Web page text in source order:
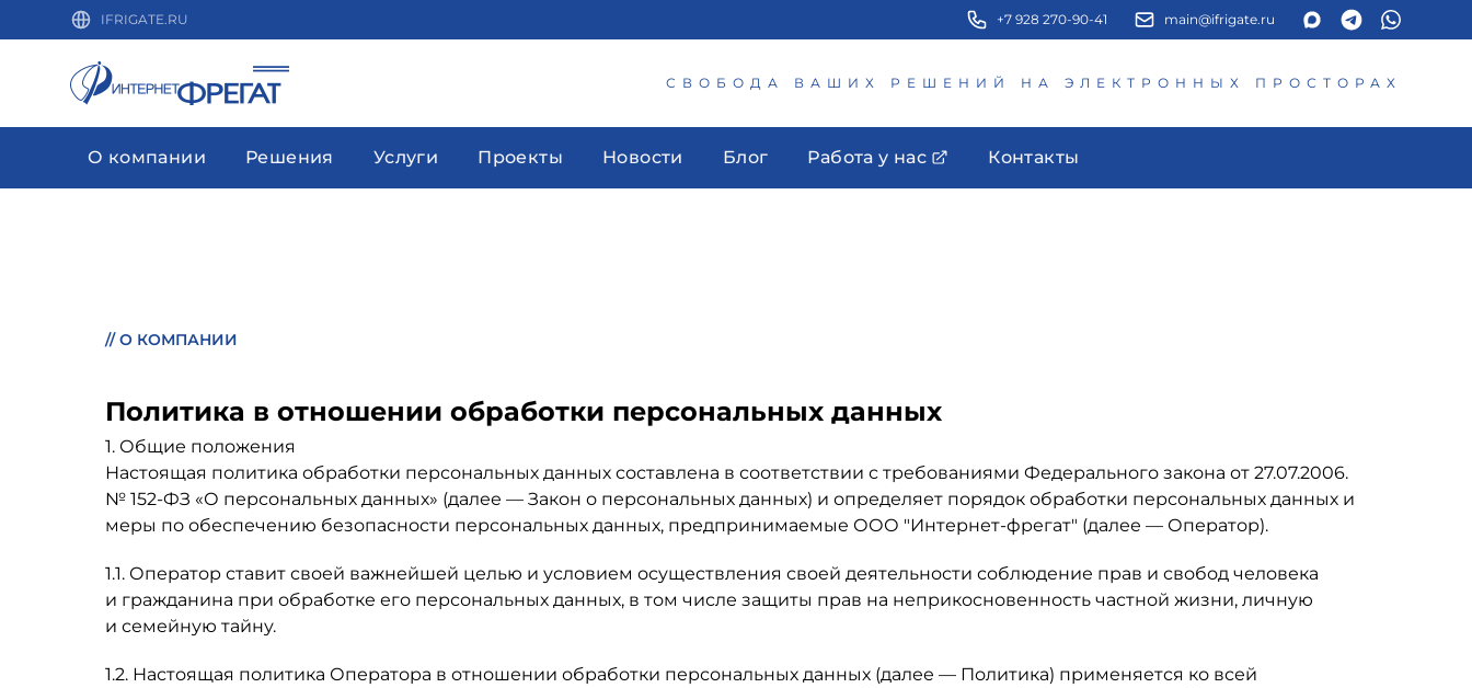
IFRIGATE.RU +7 928 270-90-41 main@ifrigate.ru
СВОБОДА ВАШИХ РЕШЕНИЙ НА ЭЛЕКТРОННЫХ ПРОСТОРАХ
О компании Решения Услуги Проекты Новости Блог Работа у нас Контакты
//О КОМПАНИИ
Политика в отношении обработки персональных данных
1. Общие положения
Настоящая политика обработки персональных данных составлена в соответствии с требованиями Федерального закона от 27.07.2006.
№ 152-ФЗ «О персональных данных» (далее — Закон о персональных данных) и определяет порядок обработки персональных данных и
меры по обеспечению безопасности персональных данных, предпринимаемые ООО "Интернет-фрегат" (далее — Оператор).
1.1. Оператор ставит своей важнейшей целью и условием осуществления своей деятельности соблюдение прав и свобод человека
и гражданина при обработке его персональных данных, в том числе защиты прав на неприкосновенность частной жизни, личную
и семейную тайну.
1.2. Настоящая политика Оператора в отношении обработки персональных данных (далее — Политика) применяется ко всей